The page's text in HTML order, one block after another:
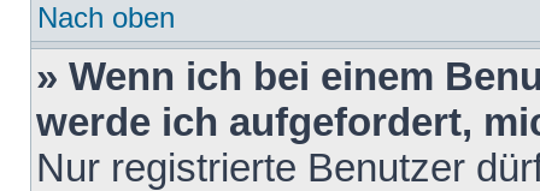
Nach oben
» Wenn ich bei einem
werde ich aufgefordert,
Nur registrierte Benutzer